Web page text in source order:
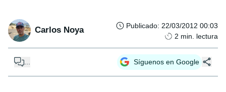
Carlos Noya Publicado: 22/03/2012 00:03
2 min. lectura
Síguenos en Google